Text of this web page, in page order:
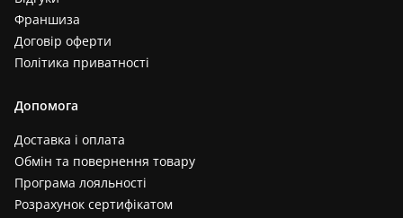
Франшиза
Договір оферти
Політика приватності
Допомога
Доставка і оплата
Обмін та повернення товару
Програма лояльності
Розрахунок сертифікатом